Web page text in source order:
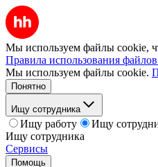
Мы используем файлы cookie,
Правила использования
Мы используем файлы cookie.
Понятно
Ищу сотрудника
Ищу работу
Ищу
Ищу сотрудника
Сервисы
Помощь